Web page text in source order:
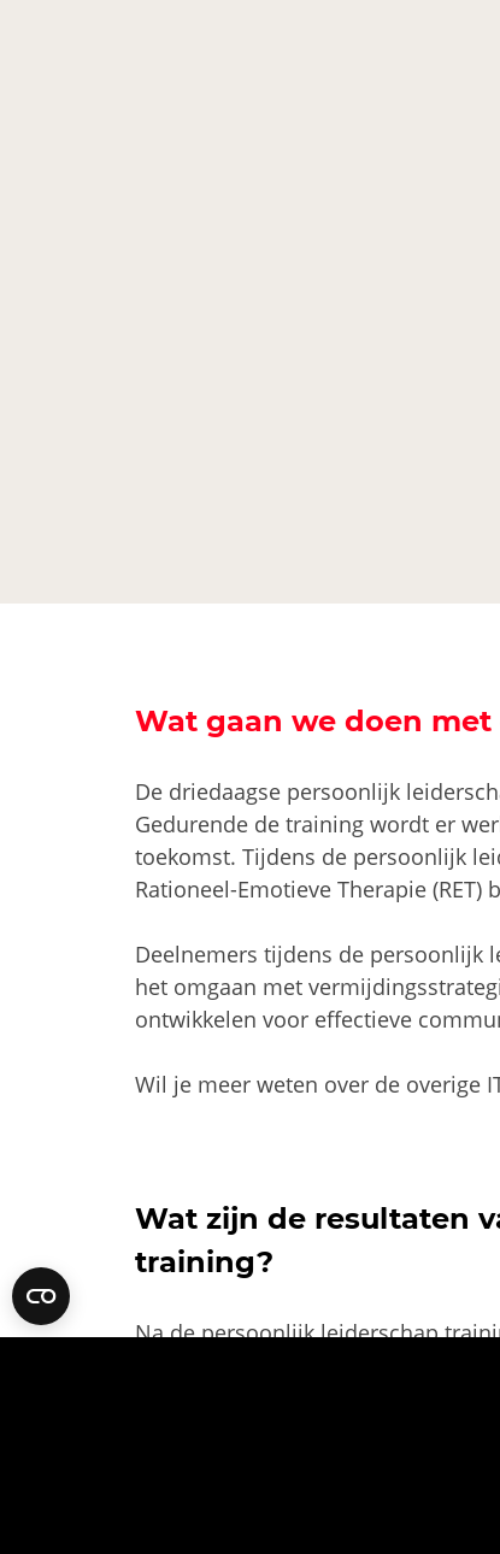
Wat gaan we doen
De driedaagse persoonlijk
Gedurende de training wordt er
toekomst. Tijdens de persoonlijk
Rationeel-Emotieve Therapie (RET)
Deelnemers tijdens de persoonlijk
het omgaan met
ontwikkelen voor effectieve
Wil je meer weten over de overige
Wat zijn de resultaten
training?
Na de persoonlijk leiderschap